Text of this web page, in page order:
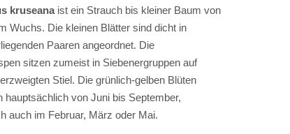
kruseanaist ein Strauch bis kleiner Baum von
Wuchs. Die kleinen Blätter sind dicht in
Paaren angeordnet. Die
sitzen zumeist in Siebenergruppen auf
Stiel. Die grünlich-gelben Blüten
hauptsächlich von Juni bis September,
auch im Februar, März oder Mai.